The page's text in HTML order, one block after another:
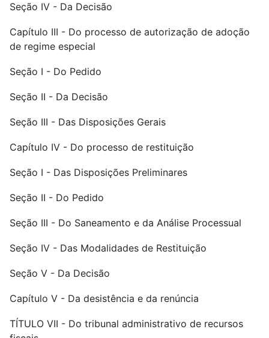
Seção IV - Da Decisão
Capítulo III - Do processo de autorização de adoção
de regime especial
Seção I - Do Pedido
Seção II - Da Decisão
Seção III - Das Disposições Gerais
Capítulo IV - Do processo de restituição
Seção I - Das Disposições Preliminares
Seção II - Do Pedido
Seção III - Do Saneamento e da Análise Processual
Seção IV - Das Modalidades de Restituição
Seção V - Da Decisão
Capítulo V - Da desistência e da renúncia
TÍTULO VII - Do tribunal administrativo de recursos